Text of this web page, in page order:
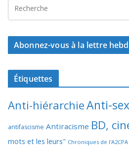
Abonnez-vous à la lettre
Étiquettes
Anti-hiérarchieAnti-
antifascisme Antiracisme BD,
mots et les leurs" Chroniques de l'A2CPA